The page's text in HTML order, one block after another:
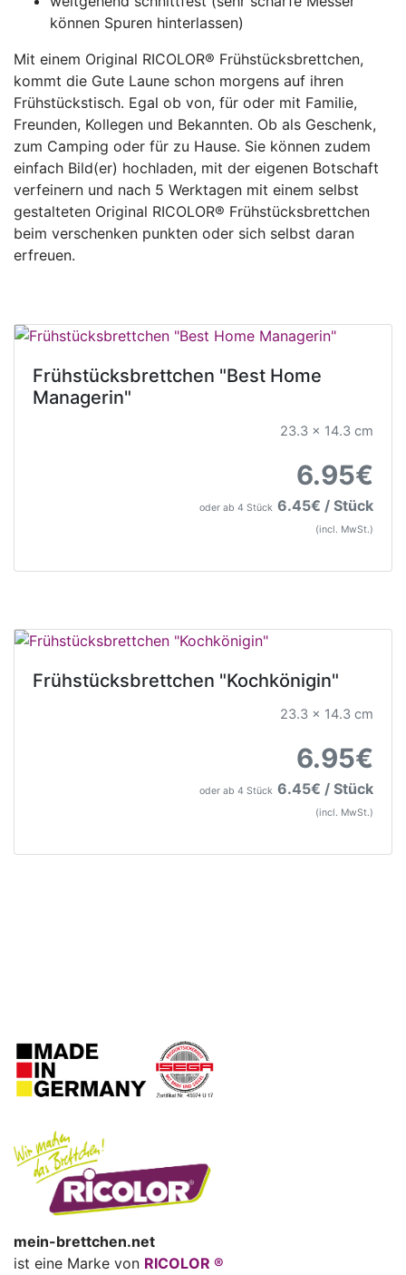
können Spuren hinterlassen)
Mit einem Original RICOLOR® Frühstücksbrettchen,
kommt die Gute Laune schon morgens auf ihren
Frühstückstisch. Egal ob von, für oder mit Familie,
Freunden, Kollegen und Bekannten. Ob als Geschenk,
zum Camping oder für zu Hause. Sie können zudem
einfach Bild(er) hochladen, mit der eigenen Botschaft
verfeinern und nach 5 Werktagen mit einem selbst
gestalteten Original RICOLOR® Frühstücksbrettchen
beim verschenken punkten oder sich selbst daran
erfreuen.
Frühstücksbrettchen "Best Home
Managerin"
23.3 x 14.3 cm
6.95€
oder ab 4 Stück 6.45€ / Stück
(incl. MwSt.)
Frühstücksbrettchen "Kochkönigin"
23.3 x 14.3 cm
6.95€
oder ab 4 Stück 6.45€ / Stück
(incl. MwSt.)
mein-brettchen.net
ist eine Marke von RICOLOR ®